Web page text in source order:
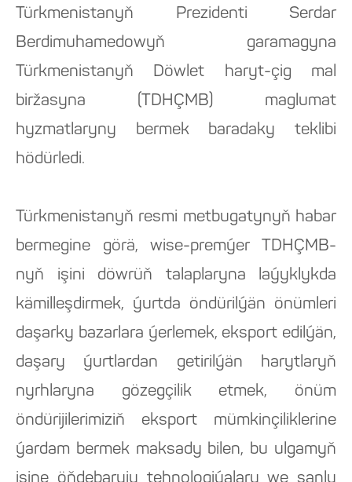
Türkmenistanyň Prezidenti Serdar
Berdimuhamedowyň garamagyna
Türkmenistanyň Döwlet haryt-çig mal
biržasyna (TDHÇMB) maglumat
hyzmatlaryny bermek baradaky teklibi
hödürledi.
Türkmenistanyň resmi metbugatynyň habar
bermegine görä, wise-premýer TDHÇMB-
nyň işini döwrüň talaplaryna laýyklykda
kämilleşdirmek, ýurtda öndürilýän önümleri
daşarky bazarlara ýerlemek, eksport edilýän,
daşary ýurtlardan getirilýän harytlaryň
nyrhlaryna gözegçilik etmek, önüm
öndürijilerimiziň eksport mümkinçiliklerine
ýardam bermek maksady bilen, bu ulgamyň